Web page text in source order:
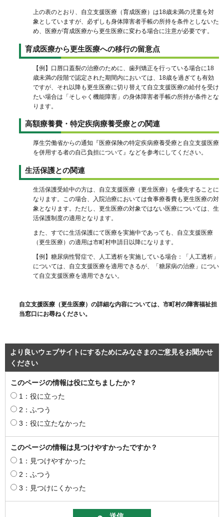
上の表のとおり、自立支援医療（育成医療）は18歳未満の児童を対
象としていますが、必ずしも身体障害者手帳の所持を条件としないた
め、医療が育成医療から更生医療に変わる場合に注意が必要です。
育成医療から更生医療への移行の留意点
【例】口唇口蓋裂の治療のために、歯列矯正を行っている場合に18
歳未満の段階で認定された期間内においては、18歳を過ぎても有効
ですが、それ以降も更生医療に切り替えて自立支援医療の給付を受け
たい場合は「そしゃく機能障害」の身体障害者手帳の所持が条件とな
ります。
高額療養費・特定疾病療養受療との関連
厚生労働省からの通知『医療保険の特定疾病療養受療と自立支援医療
を併用する者の自己負担について』などを参考にしてください。
生活保護との関連
生活保護受給中の方は、自立支援医療（更生医療）を優先することに
なります。この場合、入院治療においては食事療養費も更生医療の対
象となります。ただし、更生医療の対象ではない医療については、生
活保護制度の適用となります。
また、すでに生活保護にて医療を実施中であっても、自立支援医療
（更生医療）の適用は市町村申請日以降になります。
【例】糖尿病性腎症で、人工透析を実施している場合：「人工透析」
については、自立支援医療を適用できるが、「糖尿病の治療」につい
て自立支援医療を適用できない。
自立支援医療（更生医療）の詳細な内容については、市町村の障害福祉担
当窓口にお尋ねください。
より良いウェブサイトにするためにみなさまのご意見をお聞かせ
ください
このページの情報は役に立ちましたか？
1：役に立った
2：ふつう
3：役に立たなかった
このページの情報は見つけやすかったですか？
1：見つけやすかった
2：ふつう
3：見つけにくかった